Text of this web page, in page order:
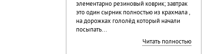
элементарно резиновый коврик; завтрак
это один сырник полностью из крахмала ,
на дорожках гололёд который начали
посыпать...
Читать полностью